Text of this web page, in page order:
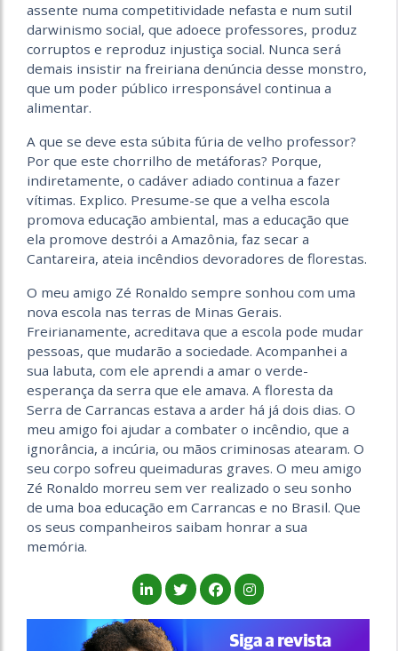
assente numa competitividade nefasta e num sutil
darwinismo social, que adoece professores, produz
corruptos e reproduz injustiça social. Nunca será
demais insistir na freiriana denúncia desse monstro,
que um poder público irresponsável continua a
alimentar.
A que se deve esta súbita fúria de velho professor?
Por que este chorrilho de metáforas? Porque,
indiretamente, o cadáver adiado continua a fazer
vítimas. Explico. Presume-se que a velha escola
promova educação ambiental, mas a educação que
ela promove destrói a Amazônia, faz secar a
Cantareira, ateia incêndios devoradores de florestas.
O meu amigo Zé Ronaldo sempre sonhou com uma
nova escola nas terras de Minas Gerais.
Freirianamente, acreditava que a escola pode mudar
pessoas, que mudarão a sociedade. Acompanhei a
sua labuta, com ele aprendi a amar o verde-
esperança da serra que ele amava. A floresta da
Serra de Carrancas estava a arder há já dois dias. O
meu amigo foi ajudar a combater o incêndio, que a
ignorância, a incúria, ou mãos criminosas atearam. O
seu corpo sofreu queimaduras graves. O meu amigo
Zé Ronaldo morreu sem ver realizado o seu sonho
de uma boa educação em Carrancas e no Brasil. Que
os seus companheiros saibam honrar a sua
memória.